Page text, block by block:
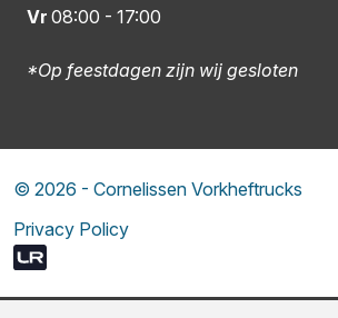
Vr 08:00 - 17:00
*Op feestdagen zijn wij gesloten
© 2026 - Cornelissen Vorkheftrucks
Privacy Policy